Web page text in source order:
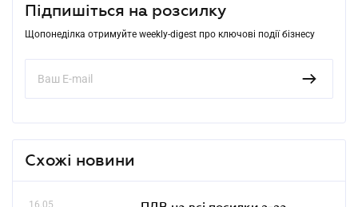
Підпишіться на розсилку
Щопонеділка отримуйте weekly-digest про ключові події бізнесу
Схожі новини
16.05